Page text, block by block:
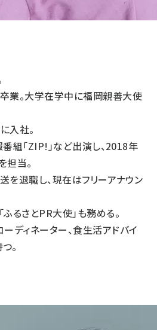
業。大学在学中に福岡親善大使
入社。
組「ZIP!」など出演し、2018年
担当。
を退職し、現在はフリーアナウン
るさとPR大使」も務める。
ディネーター、食生活アドバイ
。